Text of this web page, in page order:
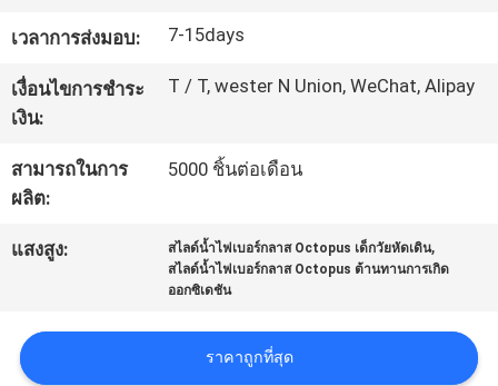
ติดต่อ
เรา
ขอ
ใบ
ราคา
เวลาการส่งมอบ: 7-15days
เงื่อนไขการชำระ
เงิน:
T / T, wester N Union, WeChat, Alipay
สามารถในการ
ผลิต:
5000 ชิ้นต่อเดือน
แสงสูง: สไลด์น้ำไฟเบอร์กลาส Octopus เด็กวัยหัดเดิน,
สไลด์น้ำไฟเบอร์กลาส Octopus ต้านทานการเกิด
ออกซิเดชัน
ราคาถูกที่สุด